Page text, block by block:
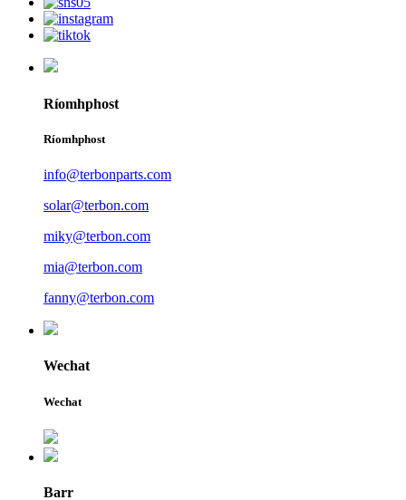
Ríomhphost
Ríomhphost
info@terbonparts.com
solar@terbon.com
miky@terbon.com
mia@terbon.com
fanny@terbon.com
Wechat
Wechat
Barr